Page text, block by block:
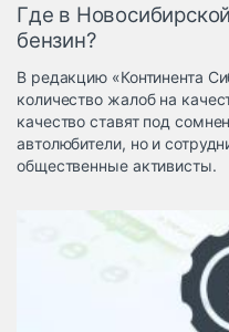
Где в
бензин?
В редакцию «Континента
количество жалоб на
качество ставят под
автолюбители, но и
общественные активисты.